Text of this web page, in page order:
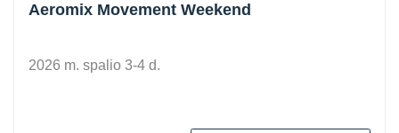
Aeromix Movement Weekend
2026 m. spalio 3-4 d.